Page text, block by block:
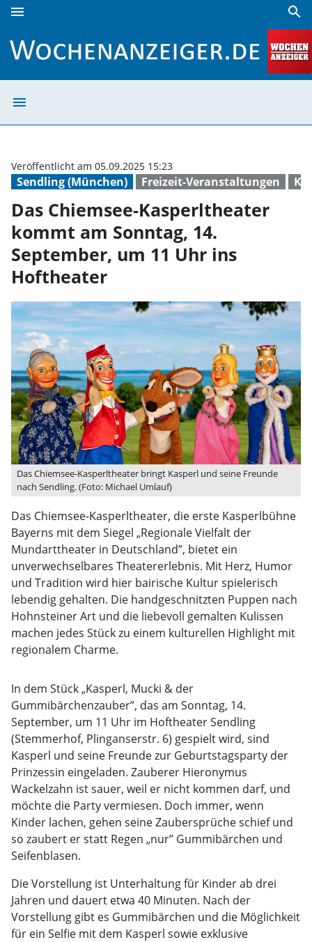
menu search
menu
Sendling (München) Freizeit-Veranstaltungen
Veröffentlicht am 05.09.2025 15:23
Das Chiemsee-Kasperltheater
kommt am Sonntag, 14.
September, um 11 Uhr ins
Hoftheater
Das Chiemsee-Kasperltheater bringt Kasperl und seine Freunde
nach Sendling. (Foto: Michael Umlauf)
Das Chiemsee-Kasperltheater, die erste Kasperlbühne
Bayerns mit dem Siegel „Regionale Vielfalt der
Mundarttheater in Deutschland”, bietet ein
unverwechselbares Theatererlebnis. Mit Herz, Humor
und Tradition wird hier bairische Kultur spielerisch
lebendig gehalten. Die handgeschnitzten Puppen nach
Hohnsteiner Art und die liebevoll gemalten Kulissen
machen jedes Stück zu einem kulturellen Highlight mit
regionalem Charme.
In dem Stück „Kasperl, Mucki & der
Gummibärchenzauber”, das am Sonntag, 14.
September, um 11 Uhr im Hoftheater Sendling
(Stemmerhof, Plinganserstr. 6) gespielt wird, sind
Kasperl und seine Freunde zur Geburtstagsparty der
Prinzessin eingeladen. Zauberer Hieronymus
Wackelzahn ist sauer, weil er nicht kommen darf, und
möchte die Party vermiesen. Doch immer, wenn
Kinder lachen, gehen seine Zaubersprüche schief und
so zaubert er statt Regen „nur” Gummibärchen und
Seifenblasen.
Die Vorstellung ist Unterhaltung für Kinder ab drei
Jahren und dauert etwa 40 Minuten. Nach der
Vorstellung gibt es Gummibärchen und die Möglichkeit
für ein Selfie mit dem Kasperl sowie exklusive